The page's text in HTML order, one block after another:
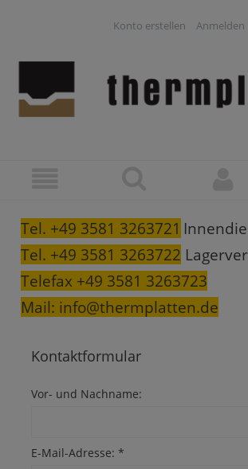
Konto erstellen Anmelden
Tel. +49 3581 3263721
Tel. +49 3581 3263722
Telefax +49 3581 3263723
Mail: info@thermplatten.de
Kontaktformular
Vor- und Nachname:
E-Mail-Adresse: *